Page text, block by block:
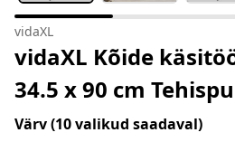
vidaXL
vidaXL Kõide
34.5 x 90 cm
Värv(10 valikud saadaval)